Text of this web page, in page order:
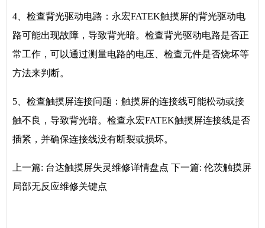
4、检查背光驱动电路：永宏FATEK触摸屏的背光驱动电
路可能出现故障，导致背光暗。检查背光驱动电路是否正
常工作，可以通过测量电路的电压、检查元件是否烧坏等
方法来判断。
5、检查触摸屏连接问题：触摸屏的连接线可能松动或接
触不良，导致背光暗。检查永宏FATEK触摸屏连接线是否
插紧，并确保连接线没有断裂或损坏。
上一篇: 台达触摸屏失灵维修详情盘点 下一篇: 伦茨触摸屏
局部无反应维修关键点